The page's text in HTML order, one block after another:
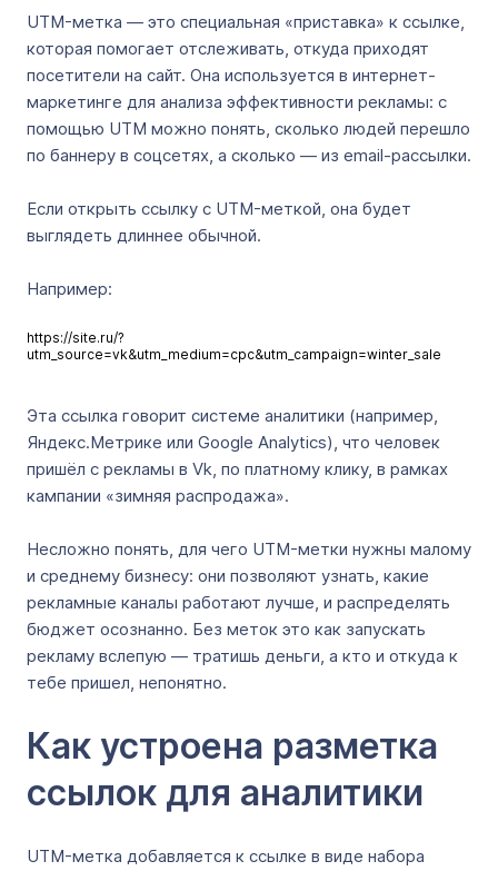
UTM-метка — это специальная «приставка» к ссылке,
которая помогает отслеживать, откуда приходят
посетители на сайт. Она используется в интернет-
маркетинге для анализа эффективности рекламы: с
помощью UTM можно понять, сколько людей перешло
по баннеру в соцсетях, а сколько — из email-рассылки.
Если открыть ссылку с UTM-меткой, она будет
выглядеть длиннее обычной.
Например:
https://site.ru/?
utm_source=vk&utm_medium=cpc&utm_campaign=winter_sale
Эта ссылка говорит системе аналитики (например,
Яндекс.Метрике или Google Analytics), что человек
пришёл с рекламы в Vk, по платному клику, в рамках
кампании «зимняя распродажа».
Несложно понять, для чего UTM-метки нужны малому
и среднему бизнесу: они позволяют узнать, какие
рекламные каналы работают лучше, и распределять
бюджет осознанно. Без меток это как запускать
рекламу вслепую — тратишь деньги, а кто и откуда к
тебе пришел, непонятно.
Как устроена разметка
ссылок для аналитики
UTM-метка добавляется к ссылке в виде набора